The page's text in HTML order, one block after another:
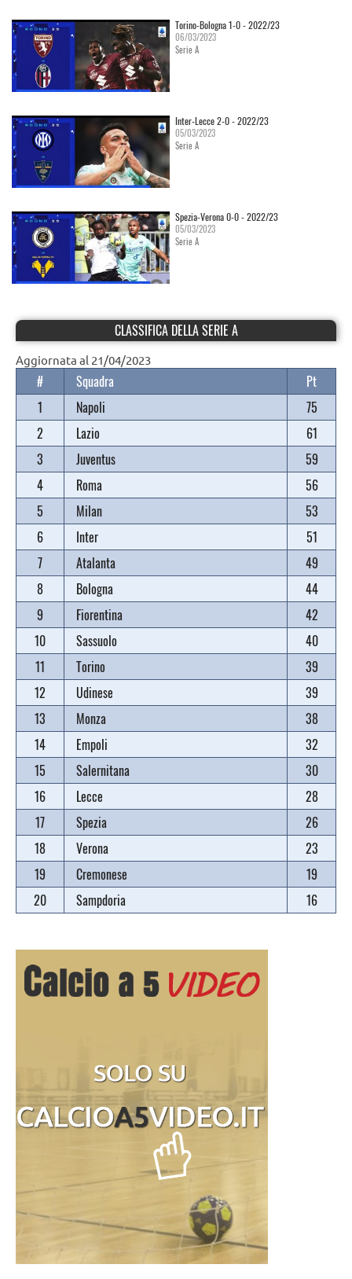
Torino-Bologna 1-0 - 2022/23
06/03/2023
Serie A
Inter-Lecce 2-0 - 2022/23
05/03/2023
Serie A
Spezia-Verona 0-0 - 2022/23
05/03/2023
Serie A
CLASSIFICA DELLA SERIE A
Aggiornata al 21/04/2023
# Squadra
Pt
1
Napoli
75
2
Lazio
61
3
Juventus
59
4
Roma
56
5
Milan
53
6
Inter
51
7
Atalanta
49
8
Bologna
44
9
Fiorentina
42
10
Sassuolo
40
11
Torino
39
12
Udinese
39
13
Monza
38
14
Empoli
32
15
Salernitana
30
16
Lecce
28
17
Spezia
26
18
Verona
23
19
Cremonese
19
20
Sampdoria 16